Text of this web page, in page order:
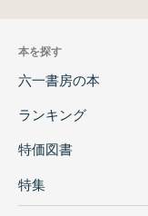
本を探す
六一書房の本
ランキング
特価図書
特集